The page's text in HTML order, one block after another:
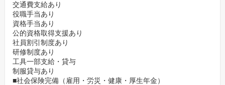
交通費支給あり
役職手当あり
資格手当あり
公的資格取得支援あり
社員割引制度あり
研修制度あり
工具一部支給・貸与
制服貸与あり
■社会保険完備（雇用・労災・健康・厚生年金）